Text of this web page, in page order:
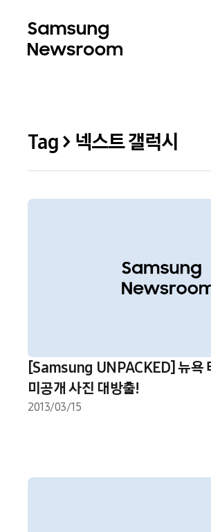
Tag > 넥스트 갤럭시
[Samsung UNPACKED] 뉴욕
미공개 사진 대방출!
2013/03/15